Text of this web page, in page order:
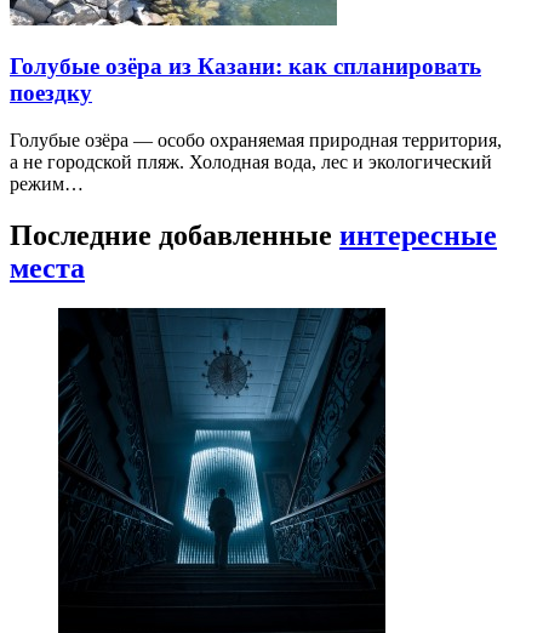
Голубые озёра из Казани: как спланировать
поездку
Голубые озёра — особо охраняемая природная территория,
а не городской пляж. Холодная вода, лес и экологический
режим…
Последние добавленные интересные
места